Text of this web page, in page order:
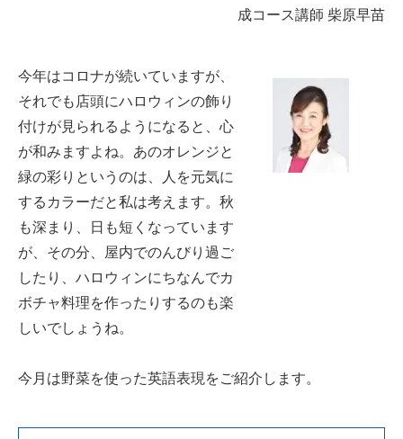
成コース講師 柴原早苗
今年はコロナが続いていますが、
それでも店頭にハロウィンの飾り
付けが見られるようになると、心
が和みますよね。あのオレンジと
緑の彩りというのは、人を元気に
するカラーだと私は考えます。秋
も深まり、日も短くなっています
が、その分、屋内でのんびり過ご
したり、ハロウィンにちなんでカ
ボチャ料理を作ったりするのも楽
しいでしょうね。
今月は野菜を使った英語表現をご紹介します。